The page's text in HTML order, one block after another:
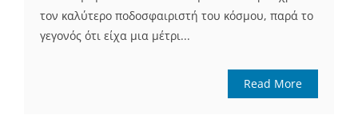
τον καλύτερο ποδοσφαιριστή του κόσμου, παρά το
γεγονός ότι είχα μια μέτρι...
Read More